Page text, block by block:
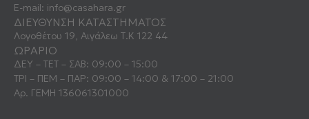
E-mail: info@casahara.gr
ΔΙΕΥΘΥΝΣΗ ΚΑΤΑΣΤΗΜΑΤΟΣ
Λογοθέτου 19, Αιγάλεω Τ.Κ 122 44
ΩΡΑΡΙΟ
ΔΕΥ – ΤΕΤ – ΣΑΒ: 09:00 – 15:00
ΤΡΙ – ΠΕΜ – ΠΑΡ: 09:00 – 14:00 & 17:00 – 21:00
Αρ. ΓΕΜΗ 136061301000